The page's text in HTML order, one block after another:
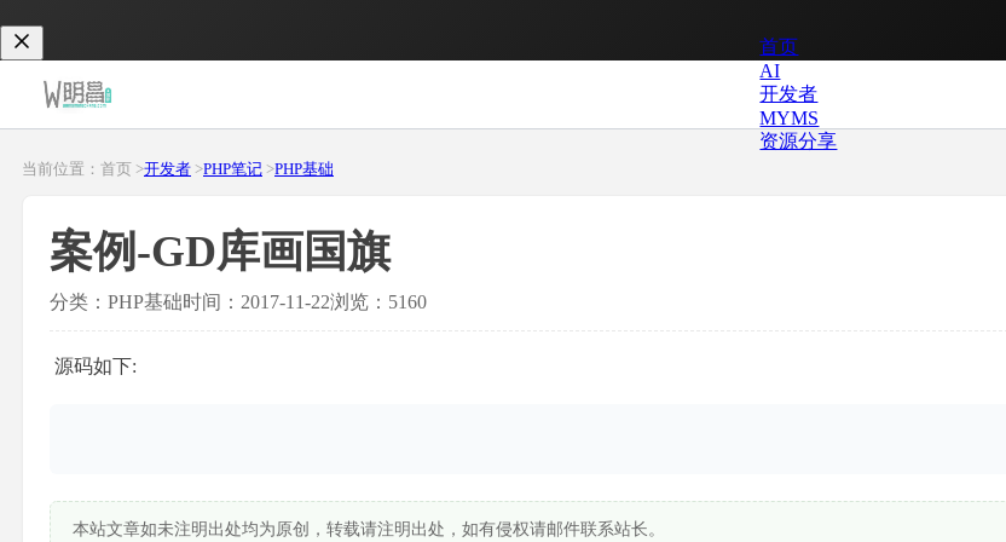
首页
AI
开发者
MYMS
资源分享
当前位置：首页 >开发者 >PHP笔记 >PHP基础
案例-GD库画国旗
分类：PHP基础时间：2017-11-22浏览：5160
源码如下:
本站文章如未注明出处均为原创，转载请注明出处，如有侵权请邮件联系站长。